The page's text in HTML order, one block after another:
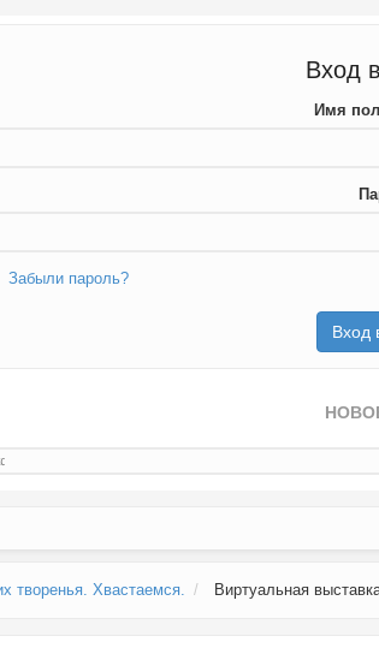
Вход
Имя
Забыли пароль?
творенья. Хвастаемся. Виртуальная